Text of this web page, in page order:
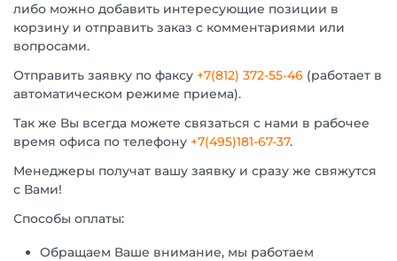
либо можно добавить интересующие позиции в
корзину и отправить заказ с комментариями или
вопросами.
Отправить заявку по факсу +7(812) 372-55-46 (работает в
автоматическом режиме приема).
Так же Вы всегда можете связаться с нами в рабочее
время офиса по телефону +7(495)181-67-37.
Менеджеры получат вашу заявку и сразу же свяжутся
с Вами!
Способы оплаты:
Обращаем Ваше внимание, мы работаем